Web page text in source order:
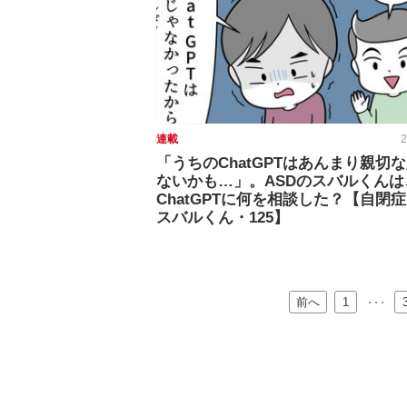
連載
「うちのChatGPTはあんまり親切
ないかも…」。ASDのスバルくんは
ChatGPTに何を相談した？【自閉
スバルくん・125】
前へ 1